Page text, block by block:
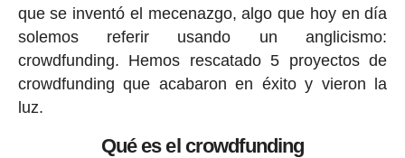
que se inventó el mecenazgo, algo que hoy en día
solemos referir usando un anglicismo:
crowdfunding. Hemos rescatado 5 proyectos de
crowdfunding que acabaron en éxito y vieron la
luz.
Qué es el crowdfunding